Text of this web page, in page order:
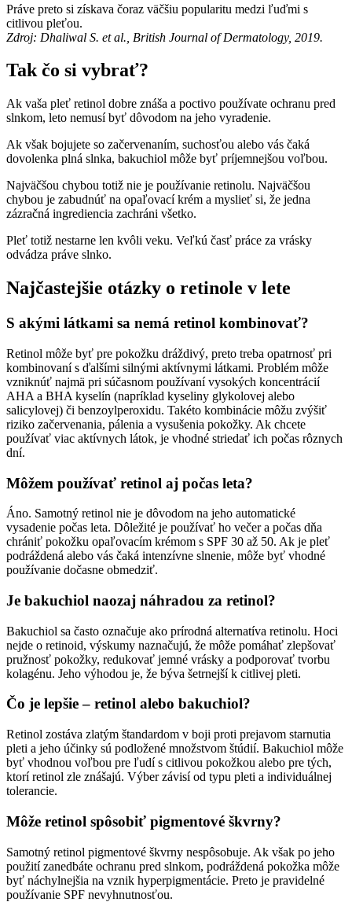
Práve preto si získava čoraz väčšiu popularitu medzi ľuďmi s
citlivou pleťou.
Zdroj: Dhaliwal S. et al., British Journal of Dermatology, 2019.
Tak čo si vybrať?
Ak vaša pleť retinol dobre znáša a poctivo používate ochranu pred
slnkom, leto nemusí byť dôvodom na jeho vyradenie.
Ak však bojujete so začervenaním, suchosťou alebo vás čaká
dovolenka plná slnka, bakuchiol môže byť príjemnejšou voľbou.
Najväčšou chybou totiž nie je používanie retinolu. Najväčšou
chybou je zabudnúť na opaľovací krém a myslieť si, že jedna
zázračná ingrediencia zachráni všetko.
Pleť totiž nestarne len kvôli veku. Veľkú časť práce za vrásky
odvádza práve slnko.
Najčastejšie otázky o retinole v lete
S akými látkami sa nemá retinol kombinovať?
Retinol môže byť pre pokožku dráždivý, preto treba opatrnosť pri
kombinovaní s ďalšími silnými aktívnymi látkami. Problém môže
vzniknúť najmä pri súčasnom používaní vysokých koncentrácií
AHA a BHA kyselín (napríklad kyseliny glykolovej alebo
salicylovej) či benzoylperoxidu. Takéto kombinácie môžu zvýšiť
riziko začervenania, pálenia a vysušenia pokožky. Ak chcete
používať viac aktívnych látok, je vhodné striedať ich počas rôznych
dní.
Môžem používať retinol aj počas leta?
Áno. Samotný retinol nie je dôvodom na jeho automatické
vysadenie počas leta. Dôležité je používať ho večer a počas dňa
chrániť pokožku opaľovacím krémom s SPF 30 až 50. Ak je pleť
podráždená alebo vás čaká intenzívne slnenie, môže byť vhodné
používanie dočasne obmedziť.
Je bakuchiol naozaj náhradou za retinol?
Bakuchiol sa často označuje ako prírodná alternatíva retinolu. Hoci
nejde o retinoid, výskumy naznačujú, že môže pomáhať zlepšovať
pružnosť pokožky, redukovať jemné vrásky a podporovať tvorbu
kolagénu. Jeho výhodou je, že býva šetrnejší k citlivej pleti.
Čo je lepšie – retinol alebo bakuchiol?
Retinol zostáva zlatým štandardom v boji proti prejavom starnutia
pleti a jeho účinky sú podložené množstvom štúdií. Bakuchiol môže
byť vhodnou voľbou pre ľudí s citlivou pokožkou alebo pre tých,
ktorí retinol zle znášajú. Výber závisí od typu pleti a individuálnej
tolerancie.
Môže retinol spôsobiť pigmentové škvrny?
Samotný retinol pigmentové škvrny nespôsobuje. Ak však po jeho
použití zanedbáte ochranu pred slnkom, podráždená pokožka môže
byť náchylnejšia na vznik hyperpigmentácie. Preto je pravidelné
používanie SPF nevyhnutnosťou.